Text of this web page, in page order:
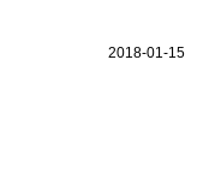
2018-01-15